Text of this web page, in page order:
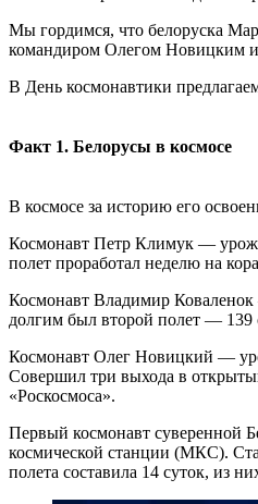
Мы гордимся, что белоруска
командиром Олегом Новицким
В День космонавтики
Факт 1. Белорусы в космосе
В космосе за историю его
Космонавт Петр Климук —
полет проработал неделю на
Космонавт Владимир
долгим был второй полет — 139
Космонавт Олег Новицкий —
Совершил три выхода в
«Роскосмоса».
Первый космонавт суверенной
космической станции (МКС).
полета составила 14 суток, из